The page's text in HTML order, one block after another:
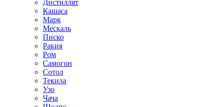
Дистиллят
Кашаса
Марк
Мескаль
Писко
Ракия
Ром
Самогон
Сотол
Текила
Узо
Чача